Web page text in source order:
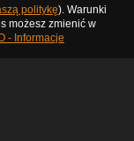
politykę). Warunki
możesz zmienić w
- Informacje